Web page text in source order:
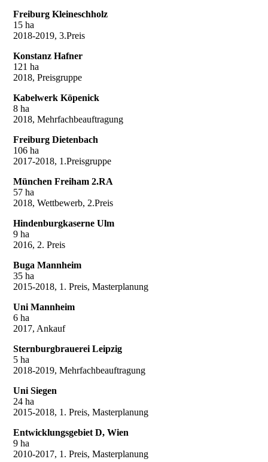
Freiburg Kleineschholz
15 ha
2018-2019, 3.Preis
Konstanz Hafner
121 ha
2018, Preisgruppe
Kabelwerk Köpenick
8 ha
2018, Mehrfachbeauftragung
Freiburg Dietenbach
106 ha
2017-2018, 1.Preisgruppe
München Freiham 2.RA
57 ha
2018, Wettbewerb, 2.Preis
Hindenburgkaserne Ulm
9 ha
2016, 2. Preis
Buga Mannheim
35 ha
2015-2018, 1. Preis, Masterplanung
Uni Mannheim
6 ha
2017, Ankauf
Sternburgbrauerei Leipzig
5 ha
2018-2019, Mehrfachbeauftragung
Uni Siegen
24 ha
2015-2018, 1. Preis, Masterplanung
Entwicklungsgebiet D, Wien
9 ha
2010-2017, 1. Preis, Masterplanung